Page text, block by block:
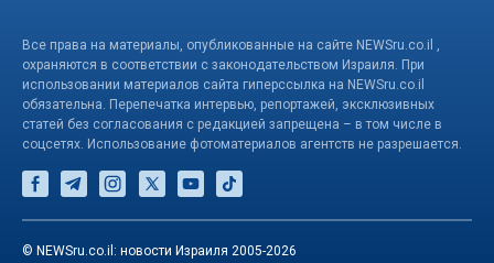
Все права на материалы, опубликованные на сайте NEWSru.co.il ,
охраняются в соответствии с законодательством Израиля. При
использовании материалов сайта гиперссылка на NEWSru.co.il
обязательна. Перепечатка интервью, репортажей, эксклюзивных
статей без согласования с редакцией запрещена – в том числе в
соцсетях. Использование фотоматериалов агентств не разрешается.
© NEWSru.co.il: новости Израиля 2005-2026